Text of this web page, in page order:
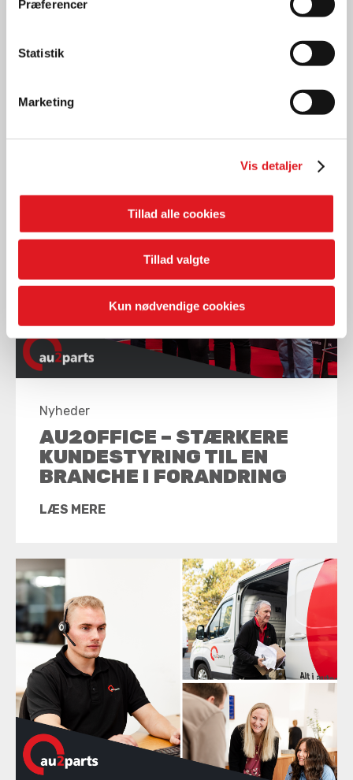
Præferencer
Statistik
Marketing
Vis detaljer
Tillad alle cookies
Tillad valgte
Kun nødvendige cookies
Nyheder
AT STYRKE OG UDVIKLE
LÆS MERE
Nyheder
AU2OFFICE – STÆRKERE
KUNDESTYRING TIL EN
BRANCHE I FORANDRING
LÆS MERE